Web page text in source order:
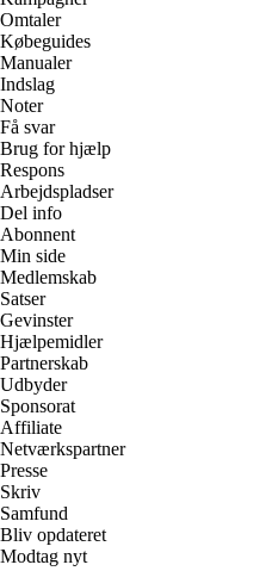
Omtaler
Købeguides
Manualer
Indslag
Noter
Få svar
Brug for hjælp
Respons
Arbejdspladser
Del info
Abonnent
Min side
Medlemskab
Satser
Gevinster
Hjælpemidler
Partnerskab
Udbyder
Sponsorat
Affiliate
Netværkspartner
Presse
Skriv
Samfund
Bliv opdateret
Modtag nyt